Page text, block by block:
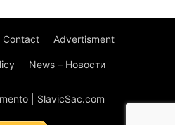
Contact Advertisment
News – Новости
| SlavicSac.com